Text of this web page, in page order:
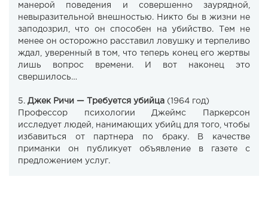
манерой поведения и совершенно заурядной,
невыразительной внешностью. Никто бы в жизни не
заподозрил, что он способен на убийство. Тем не
менее он осторожно расставил ловушку и терпеливо
ждал, уверенный в том, что теперь конец его жертвы
лишь вопрос времени. И вот наконец это
свершилось…
5. Джек Ричи — Требуется убийца (1964 год)
Профессор психологии Джеймс Паркерсон
исследует людей, нанимающих убийц для того, чтобы
избавиться от партнера по браку. В качестве
приманки он публикует объявление в газете с
предложением услуг.